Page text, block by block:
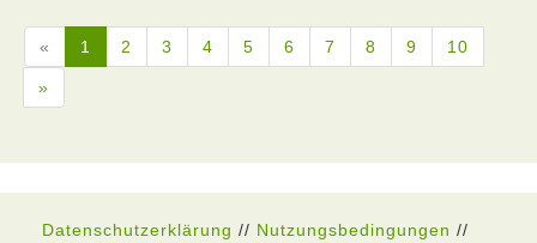
« 1 2 3 4 5 6 7 8 9 10
»
Datenschutzerklärung // Nutzungsbedingungen //